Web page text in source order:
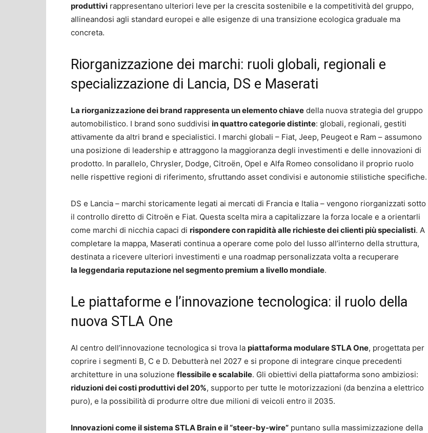
produttivi rappresentano ulteriori leve per la crescita sostenibile e la competitività del gruppo,
allineandosi agli standard europei e alle esigenze di una transizione ecologica graduale ma
concreta.
Riorganizzazione dei marchi: ruoli globali, regionali e
specializzazione di Lancia, DS e Maserati
La riorganizzazione dei brand rappresenta un elemento chiave della nuova strategia del gruppo
automobilistico. I brand sono suddivisi in quattro categorie distinte: globali, regionali, gestiti
attivamente da altri brand e specialistici. I marchi globali – Fiat, Jeep, Peugeot e Ram – assumono
una posizione di leadership e attraggono la maggioranza degli investimenti e delle innovazioni di
prodotto. In parallelo, Chrysler, Dodge, Citroën, Opel e Alfa Romeo consolidano il proprio ruolo
nelle rispettive regioni di riferimento, sfruttando asset condivisi e autonomie stilistiche specifiche.
DS e Lancia – marchi storicamente legati ai mercati di Francia e Italia – vengono riorganizzati sotto
il controllo diretto di Citroën e Fiat. Questa scelta mira a capitalizzare la forza locale e a orientarli
come marchi di nicchia capaci di rispondere con rapidità alle richieste dei clienti più specialisti. A
completare la mappa, Maserati continua a operare come polo del lusso all’interno della struttura,
destinata a ricevere ulteriori investimenti e una roadmap personalizzata volta a recuperare
la leggendaria reputazione nel segmento premium a livello mondiale.
Le piattaforme e l’innovazione tecnologica: il ruolo della
nuova STLA One
Al centro dell’innovazione tecnologica si trova la piattaforma modulare STLA One, progettata per
coprire i segmenti B, C e D. Debutterà nel 2027 e si propone di integrare cinque precedenti
architetture in una soluzione flessibile e scalabile. Gli obiettivi della piattaforma sono ambiziosi:
riduzioni dei costi produttivi del 20%, supporto per tutte le motorizzazioni (da benzina a elettrico
puro), e la possibilità di produrre oltre due milioni di veicoli entro il 2035.
Innovazioni come il sistema STLA Brain e il “steer-by-wire” puntano sulla massimizzazione della